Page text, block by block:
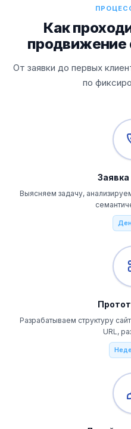
Как
продвижение
От заявки до первых
по
Заявка
Выясняем задачу,
Разрабатываем структуру
URL,